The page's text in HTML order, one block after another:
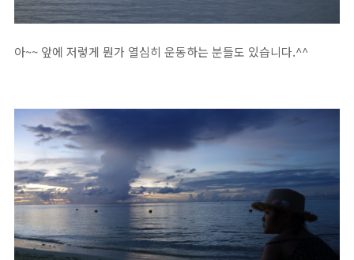
아~~ 앞에 저렇게 뭔가 열심히 운동하는 분들도 있습니다.^^